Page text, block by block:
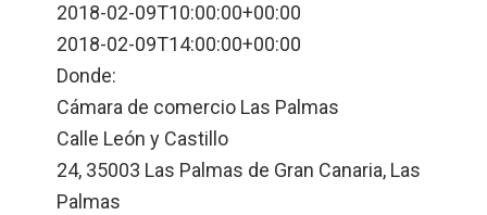
2018-02-09T10:00:00+00:00
2018-02-09T14:00:00+00:00
Donde:
Cámara de comercio Las Palmas
Calle León y Castillo
24, 35003 Las Palmas de Gran Canaria, Las
Palmas